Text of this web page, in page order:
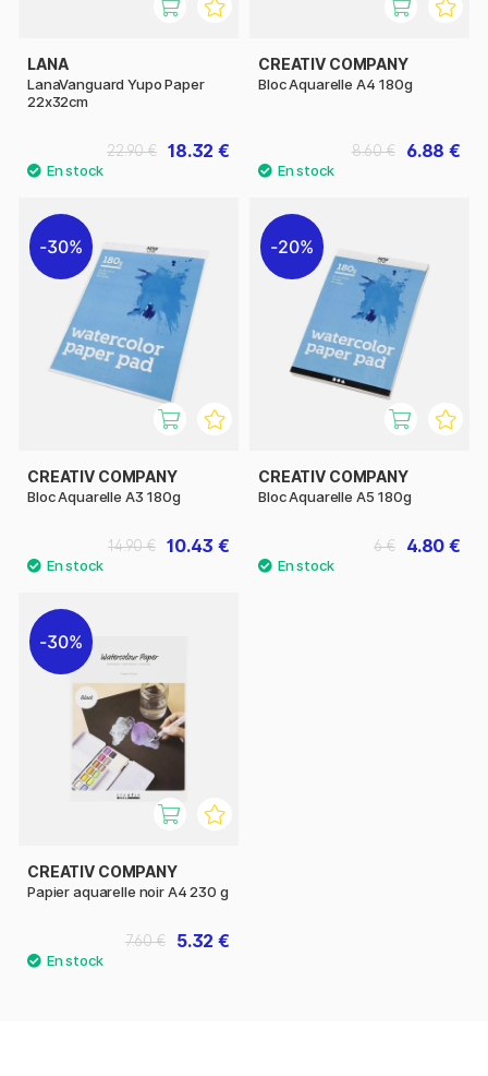
LANA
LanaVanguard Yupo Paper
22x32cm
18.32 €
22.90 €
CREATIV COMPANY
Bloc Aquarelle A4 180g
6.88 €
8.60 €
30%
CREATIV COMPANY
Bloc Aquarelle A3 180g
10.43 €
14.90 €
20%
CREATIV COMPANY
Bloc Aquarelle A5 180g
4.80 €
6 €
30%
CREATIV COMPANY
Papier aquarelle noir A4 230 g
5.32 €
7.60 €